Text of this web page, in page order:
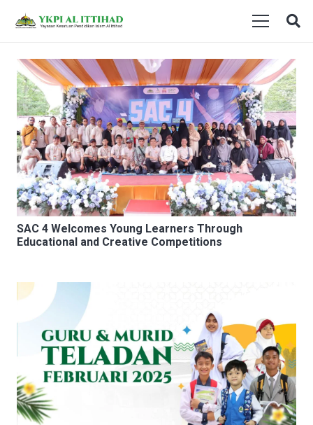
SAC 4 Welcomes Young Learners Through
Educational and Creative Competitions